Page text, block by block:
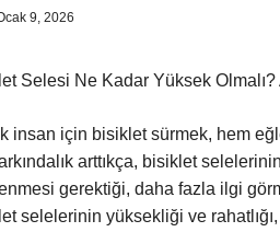
9, 2026
Selesi Ne Kadar Yüksek
insan için bisiklet sürmek, hem
arttıkça, bisiklet
gerektiği, daha fazla ilgi
selelerinin yüksekliği ve